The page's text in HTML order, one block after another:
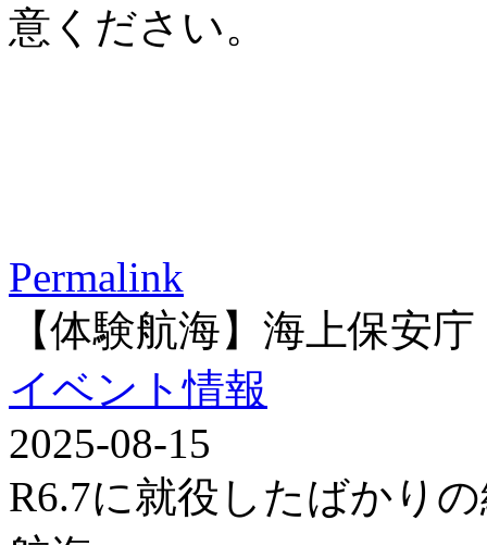
意ください。
Permalink
【体験航海】海上保安
イベント情報
2025-08-15
R6.7に就役したばかり